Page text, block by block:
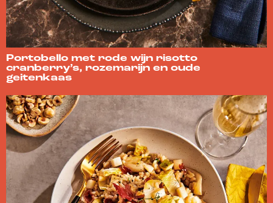
Portobello met rode wijn risotto
cranberry’s, rozemarijn en oude
geitenkaas